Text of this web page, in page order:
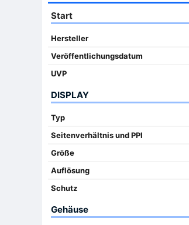
Start
Hersteller
Veröffentlichungsdatum
UVP
DISPLAY
Typ
Seitenverhältnis und PPI
Größe
Auflösung
Schutz
Gehäuse